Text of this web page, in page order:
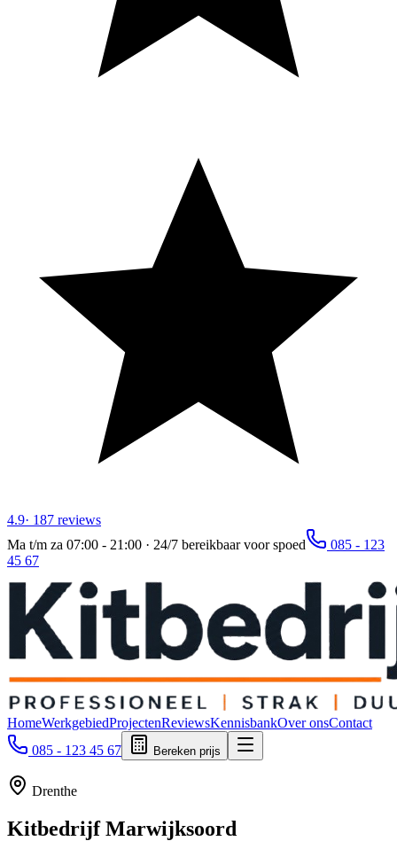
4.9· 187 reviews
Ma t/m za 07:00 - 21:00 · 24/7 bereikbaar voor spoed
085 - 123
45 67
HomeWerkgebiedProjectenReviewsKennisbankOver onsContact
085 - 123 45 67
Bereken prijs
Drenthe
KitbedrijfMarwijksoord